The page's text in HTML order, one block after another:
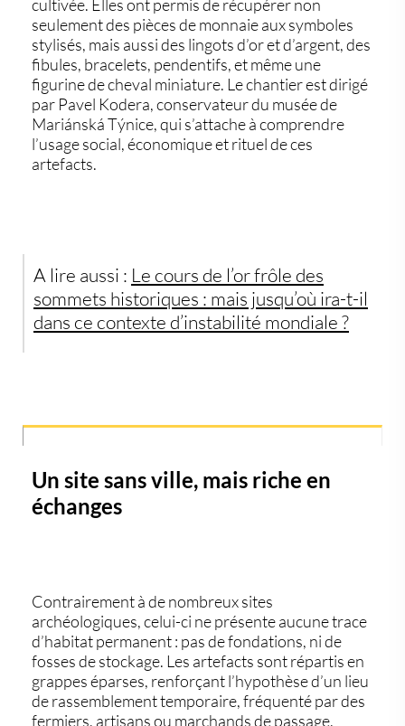
cultivée. Elles ont permis de récupérer non
seulement des pièces de monnaie aux symboles
stylisés, mais aussi des lingots d’or et d’argent, des
fibules, bracelets, pendentifs, et même une
figurine de cheval miniature. Le chantier est dirigé
par Pavel Kodera, conservateur du musée de
Mariánská Týnice, qui s’attache à comprendre
l’usage social, économique et rituel de ces
artefacts.
A lire aussi : Le cours de l’or frôle des
sommets historiques : mais jusqu’où ira-t-il
dans ce contexte d’instabilité mondiale ?
Un site sans ville, mais riche en
échanges
Contrairement à de nombreux sites
archéologiques, celui-ci ne présente aucune trace
d’habitat permanent : pas de fondations, ni de
fosses de stockage. Les artefacts sont répartis en
grappes éparses, renforçant l’hypothèse d’un lieu
de rassemblement temporaire, fréquenté par des
fermiers, artisans ou marchands de passage.